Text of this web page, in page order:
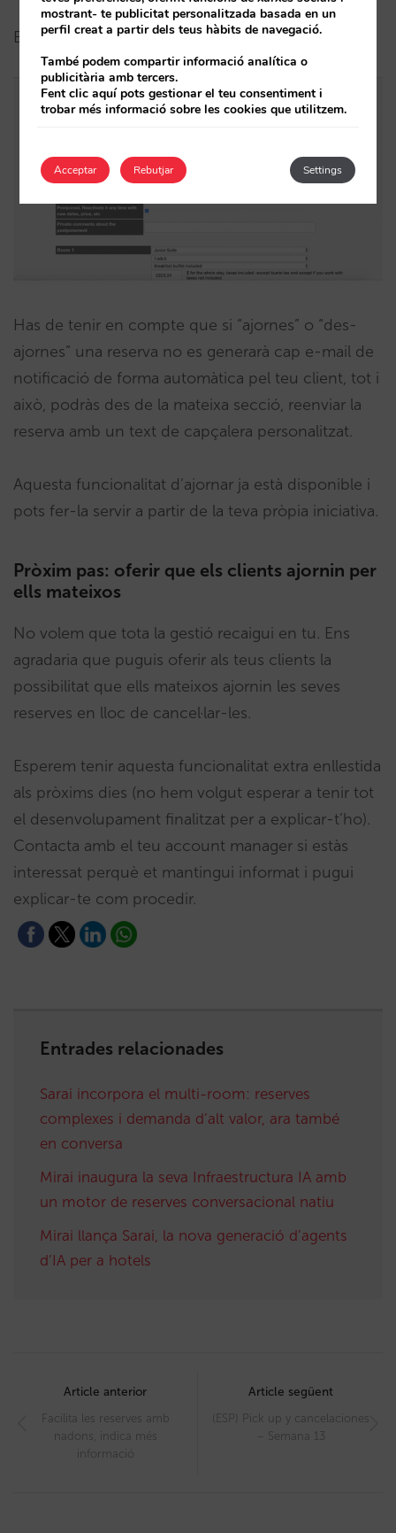
Et mostrem un exemple a continuació:
Has de tenir en compte que si “ajornes” o “des-
ajornes” una reserva no es generarà cap e-mail de
notificació de forma automàtica pel teu client, tot i
això, podràs des de la mateixa secció, reenviar la
reserva amb un text de capçalera personalitzat.
Aquesta funcionalitat d’ajornar ja està disponible i
pots fer-la servir a partir de la teva pròpia iniciativa.
Pròxim pas: oferir que els clients ajornin per
ells mateixos
No volem que tota la gestió recaigui en tu. Ens
agradaria que puguis oferir als teus clients la
possibilitat que ells mateixos ajornin les seves
reserves en lloc de cancel·lar-les.
Esperem tenir aquesta funcionalitat extra enllestida
als pròxims dies (no hem volgut esperar a tenir tot
el desenvolupament finalitzat per a explicar-t’ho).
Contacta amb el teu account manager si estàs
interessat perquè et mantingui informat i pugui
explicar-te com procedir.
Entrades relacionades
Sarai incorpora el multi-room: reserves
complexes i demanda d’alt valor, ara també
en conversa
Mirai inaugura la seva Infraestructura IA amb
un motor de reserves conversacional natiu
Mirai llança Sarai, la nova generació d’agents
d’IA per a hotels
navigation
Article anterior
Facilita les reserves amb
nadons, indica més
informació
Article següent
(ESP) Pick up y cancelaciones
– Semana 13
mostrant- te publicitat personalitzada basada en un
perfil creat a partir dels teus hàbits de navegació.
També podem compartir informació analítica o
publicitària amb tercers.
Fent clic aquí pots gestionar el teu consentiment i
trobar més informació sobre les cookies que utilitzem.
Acceptar Settings
Rebutjar